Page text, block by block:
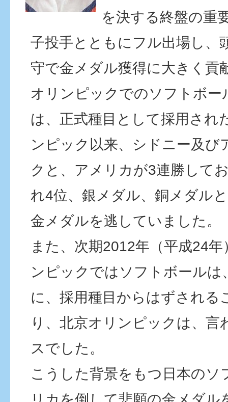
を決する終盤の重
子投手とともにフル出場し、
守で金メダル獲得に大きく貢
オリンピックでのソフトボー
は、正式種目として採用され
ンピック以来、シドニー及び
クと、アメリカが3連勝して
れ4位、銀メダル、銅メダル
金メダルを逃していました。
また、次期2012年（平成24
ンピックではソフトボールは
に、採用種目からはずされる
り、北京オリンピックは、言
スでした。
こうした背景をもつ日本のソ